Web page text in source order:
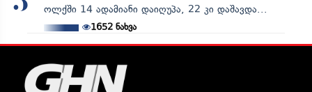
ოლქში 14 ადამიანი დაიღუპა, 22 კი დაშავდა...
1652ნახვა